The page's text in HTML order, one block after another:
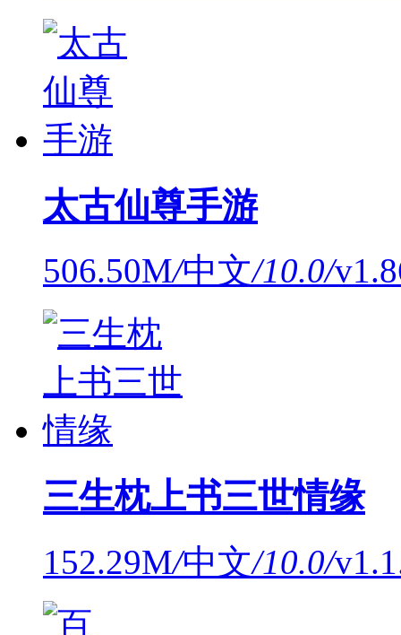
太古仙尊手游
506.50M/中文/10.0/
三生枕上书三世情缘
152.29M/中文/10.0/